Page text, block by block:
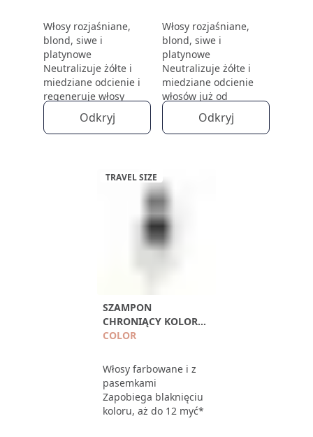
Włosy rozjaśniane,
blond, siwe i
platynowe
Neutralizuje żółte i
miedziane odcienie i
regeneruje włosy
Odkryj
Włosy rozjaśniane,
blond, siwe i
platynowe
Neutralizuje żółte i
miedziane odcienie
włosów już od
pierwszego użycia
Odkryj
TRAVEL SIZE
SZAMPON
CHRONIĄCY KOLOR
100ML
COLOR
Włosy farbowane i z
pasemkami
Zapobiega blaknięciu
koloru, aż do 12 myć*